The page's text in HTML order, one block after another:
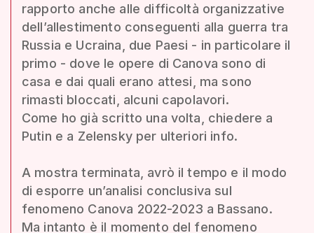
rapporto anche alle difficoltà organizzative
dell’allestimento conseguenti alla guerra tra
Russia e Ucraina, due Paesi - in particolare il
primo - dove le opere di Canova sono di
casa e dai quali erano attesi, ma sono
rimasti bloccati, alcuni capolavori.
Come ho già scritto una volta, chiedere a
Putin e a Zelensky per ulteriori info.
A mostra terminata, avrò il tempo e il modo
di esporre un’analisi conclusiva sul
fenomeno Canova 2022-2023 a Bassano.
Ma intanto è il momento del fenomeno